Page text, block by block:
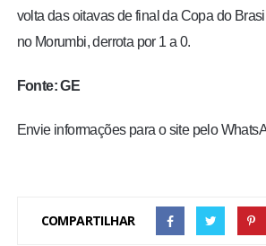
volta das oitavas de final da Copa do
no Morumbi, derrota por 1 a 0.
Fonte: GE
Envie informações para o site pelo
COMPARTILHAR